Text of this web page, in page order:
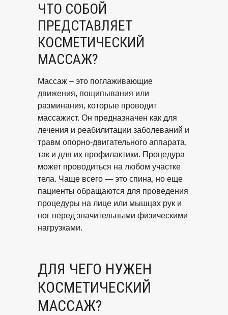
ЧТО СОБОЙ
ПРЕДСТАВЛЯЕТ
КОСМЕТИЧЕСКИЙ
МАССАЖ?
Массаж – это поглаживающие
движения, пощипывания или
разминания, которые проводит
массажист. Он предназначен как для
лечения и реабилитации заболеваний и
травм опорно-двигательного аппарата,
так и для их профилактики. Процедура
может проводиться на любом участке
тела. Чаще всего — это спина, но еще
пациенты обращаются для проведения
процедуры на лице или мышцах рук и
ног перед значительными физическими
нагрузками.
ДЛЯ ЧЕГО НУЖЕН
КОСМЕТИЧЕСКИЙ
МАССАЖ?